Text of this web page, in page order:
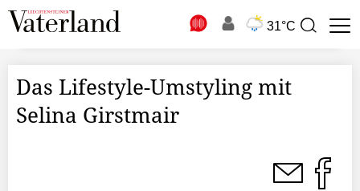
31°C
Suchbegriff
Das Lifestyle-Umstyling mit
Selina Girstmair